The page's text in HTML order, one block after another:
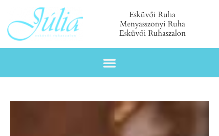
Esküvői Ruha
Menyasszonyi Ruha
Esküvői Ruhaszalon